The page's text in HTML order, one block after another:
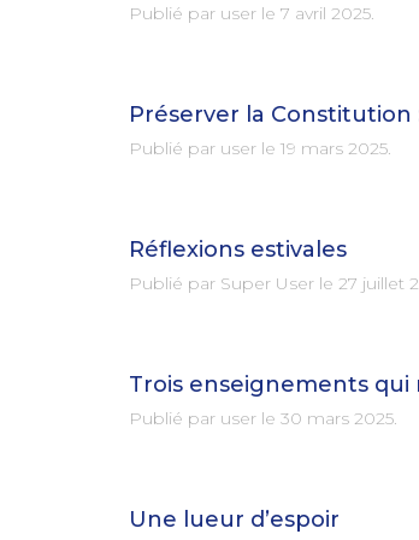
Publié par user le 7 avril 2025.
Préserver la
Publié par user le 19 mars 2025.
Réflexions estivales
Publié par Super User le 27 juillet
Trois enseignements qui
Publié par user le 30 mars 2025.
Une lueur d’espoir